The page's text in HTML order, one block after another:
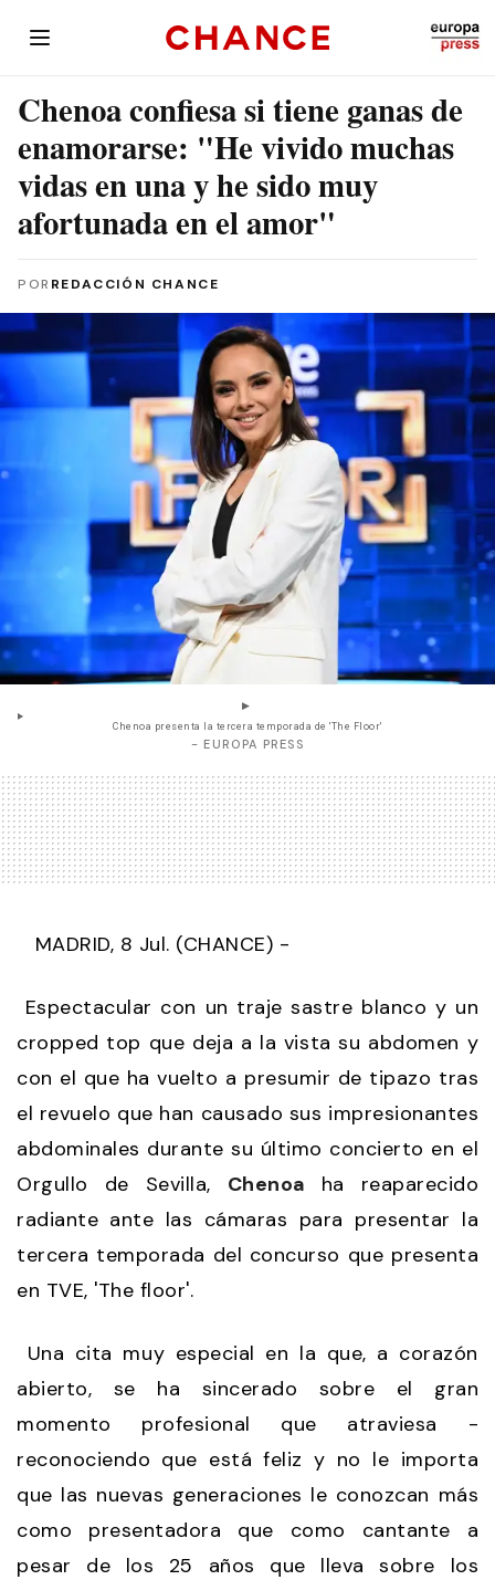
Chenoa confiesa si tiene ganas de
enamorarse: "He vivido muchas
vidas en una y he sido muy
afortunada en el amor"
POR REDACCIÓN CHANCE
Chenoa presenta la tercera temporada de 'The Floor'
- EUROPA PRESS
MADRID, 8 Jul. (CHANCE) -
Espectacular con un traje sastre blanco y un
cropped top que deja a la vista su abdomen y
con el que ha vuelto a presumir de tipazo tras
el revuelo que han causado sus impresionantes
abdominales durante su último concierto en el
Orgullo de Sevilla, Chenoa ha reaparecido
radiante ante las cámaras para presentar la
tercera temporada del concurso que presenta
en TVE, 'The floor'.
Una cita muy especial en la que, a corazón
abierto, se ha sincerado sobre el gran
momento profesional que atraviesa -
reconociendo que está feliz y no le importa
que las nuevas generaciones le conozcan más
como presentadora que como cantante a
pesar de los 25 años que lleva sobre los